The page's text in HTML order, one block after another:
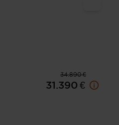
34.890 €
31.390 €